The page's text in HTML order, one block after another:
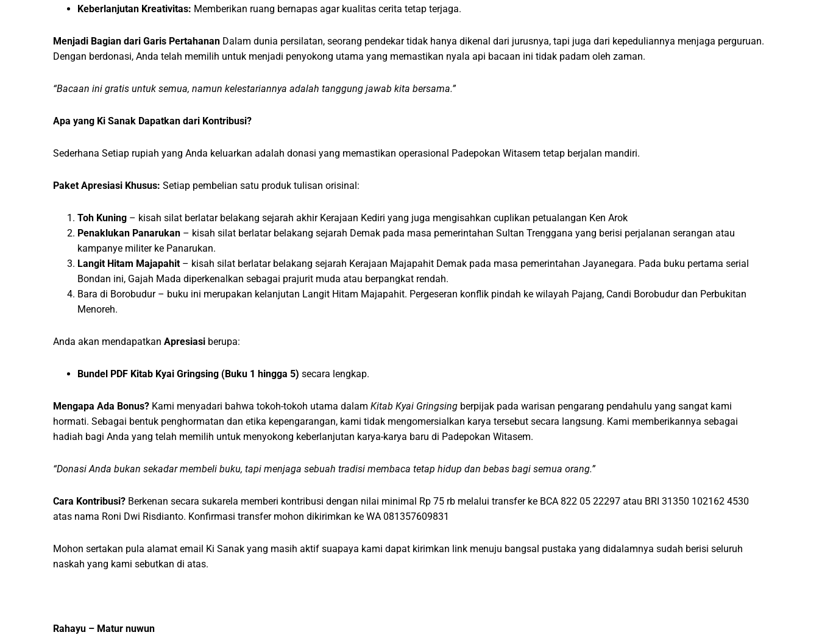
Keberlanjutan Kreativitas: Memberikan ruang bernapas agar kualitas cerita tetap terjaga.
Menjadi Bagian dari Garis Pertahanan Dalam dunia persilatan, seorang pendekar tidak hanya dikenal dari jurusnya, tapi juga dari kepeduliannya menjaga perguruan.
Dengan berdonasi, Anda telah memilih untuk menjadi penyokong utama yang memastikan nyala api bacaan ini tidak padam oleh zaman.
“Bacaan ini gratis untuk semua, namun kelestariannya adalah tanggung jawab kita bersama.”
Apa yang Ki Sanak Dapatkan dari Kontribusi?
Sederhana Setiap rupiah yang Anda keluarkan adalah donasi yang memastikan operasional Padepokan Witasem tetap berjalan mandiri.
Paket Apresiasi Khusus: Setiap pembelian satu produk tulisan orisinal:
Toh Kuning – kisah silat berlatar belakang sejarah akhir Kerajaan Kediri yang juga mengisahkan cuplikan petualangan Ken Arok
Penaklukan Panarukan – kisah silat berlatar belakang sejarah Demak pada masa pemerintahan Sultan Trenggana yang berisi perjalanan serangan atau
kampanye militer ke Panarukan.
Langit Hitam Majapahit – kisah silat berlatar belakang sejarah Kerajaan Majapahit Demak pada masa pemerintahan Jayanegara. Pada buku pertama serial
Bondan ini, Gajah Mada diperkenalkan sebagai prajurit muda atau berpangkat rendah.
Bara di Borobudur – buku ini merupakan kelanjutan Langit Hitam Majapahit. Pergeseran konflik pindah ke wilayah Pajang, Candi Borobudur dan Perbukitan
Menoreh.
Anda akan mendapatkan Apresiasi berupa:
Bundel PDF Kitab Kyai Gringsing (Buku 1 hingga 5) secara lengkap.
Mengapa Ada Bonus? Kami menyadari bahwa tokoh-tokoh utama dalam Kitab Kyai Gringsing berpijak pada warisan pengarang pendahulu yang sangat kami
hormati. Sebagai bentuk penghormatan dan etika kepengarangan, kami tidak mengomersialkan karya tersebut secara langsung. Kami memberikannya sebagai
hadiah bagi Anda yang telah memilih untuk menyokong keberlanjutan karya-karya baru di Padepokan Witasem.
“Donasi Anda bukan sekadar membeli buku, tapi menjaga sebuah tradisi membaca tetap hidup dan bebas bagi semua orang.”
Cara Kontribusi? Berkenan secara sukarela memberi kontribusi dengan nilai minimal Rp 75 rb melalui transfer ke BCA 822 05 22297 atau BRI 31350 102162 4530
atas nama Roni Dwi Risdianto. Konfirmasi transfer mohon dikirimkan ke WA 081357609831
Mohon sertakan pula alamat email Ki Sanak yang masih aktif suapaya kami dapat kirimkan link menuju bangsal pustaka yang didalamnya sudah berisi seluruh
naskah yang kami sebutkan di atas.
Rahayu – Matur nuwun